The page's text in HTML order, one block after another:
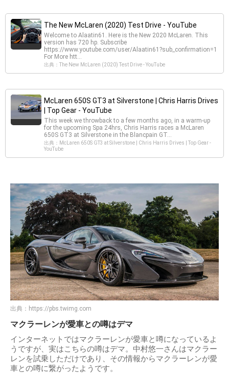
The New McLaren (2020) Test Drive - YouTube
Welcome to Alaatin61. Here is the New 2020 McLaren. This
version has 720 hp. Subscribe
https://www.youtube.com/user/Alaatin61?sub_confirmation=1
For More htt...
出典：The New McLaren (2020) Test Drive - YouTube
McLaren 650S GT3 at Silverstone | Chris Harris Drives
| Top Gear - YouTube
This week we throwback to a few months ago, in a warm-up
for the upcoming Spa 24hrs, Chris Harris races a McLaren
650S GT3 at Silverstone in the Blancpain GT...
出典：McLaren 650S GT3 at Silverstone | Chris Harris Drives | Top Gear -
YouTube
出典： https://pbs.twimg.com
マクラーレンが愛車との噂はデマ
インターネットではマクラーレンが愛車と噂になっているよ
うですが、実はこちらの噂はデマ。中村悠一さんはマクラー
レンを試乗しただけであり、その情報からマクラーレンが愛
車との噂に繋がったようです。